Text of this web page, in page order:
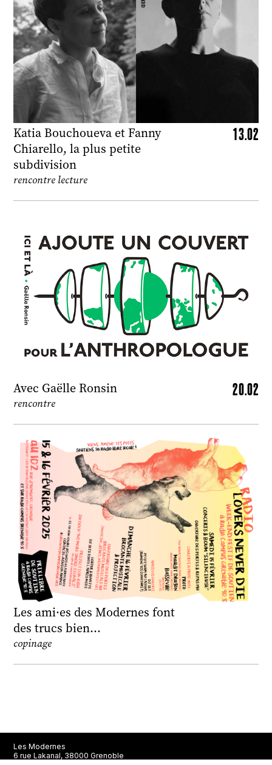
Katia Bouchoueva et Fanny
Chiarello, la plus petite
subdivision
13.02
rencontre lecture
Avec Gaëlle Ronsin 20.02
rencontre
Les ami·es des Modernes font
des trucs bien…
copinage
Les Modernes
6 rue Lakanal, 38000 Grenoble